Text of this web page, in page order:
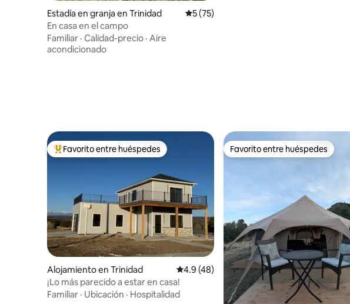
Estadía en granja en Trinidad Calificación promedio: 5 de 5, 75 reseñas
5 (75)
En casa en el campo
Familiar · Calidad-precio · Aire
acondicionado
Favorito entre huéspedes preferido
Favorito entre huéspedes
Alojamiento en Trinidad Calificación promedio: 4.9 de 5, 48 reseñas
4.9 (48)
¡Lo más parecido a estar en casa!
Familiar · Ubicación · Hospitalidad
Favorito entre huéspedes
Favorito entre huéspedes